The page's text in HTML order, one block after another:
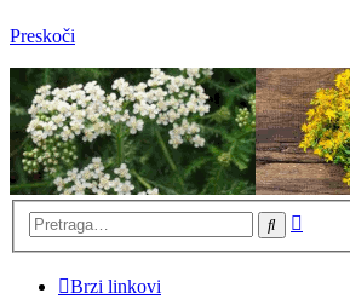
Preskoči
Pretraga
Brzi linkovi